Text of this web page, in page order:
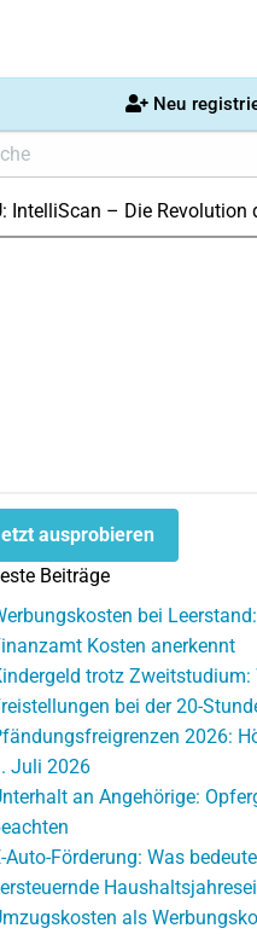
Neu
IntelliScan – Die Revolution
ausprobieren
Beiträge
bei
Kosten anerkennt
trotz Zweitstudium:
bei der 20-
2026:
Juli 2026
an Angehörige:
Auto-Förderung: Was
als